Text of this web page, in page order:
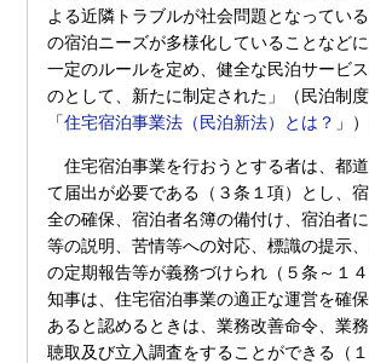
よる近隣トラブルが社会問題となってい
の宿泊ニーズが多様化していることなどに
一定のルールを定め、健全な民泊サービ
のとして、新たに制定された」（民泊制
「住宅宿泊事業法（民泊新法）とは？ 」
住宅宿泊事業を行おうとする者は、都
て届出が必要である（３条１項）とし、
全の確保、宿泊者名簿の備付け、宿泊者
等の説明、苦情等への対応、標識の提示
の定期報告等が義務づけられ（５条～１
知事は、住宅宿泊事業の適正な運営を確
あると認めるときは、業務改善命令、業
聴取及び立入調査をすることができる（１